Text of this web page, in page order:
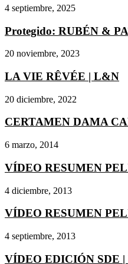
4 septiembre, 2025
Protegido: RUBÉN &
20 noviembre, 2023
LA VIE RÊVÉE | L&N
20 diciembre, 2022
CERTAMEN DAMA
6 marzo, 2014
VÍDEO RESUMEN
4 diciembre, 2013
VÍDEO RESUMEN
4 septiembre, 2013
VÍDEO EDICIÓN SDE